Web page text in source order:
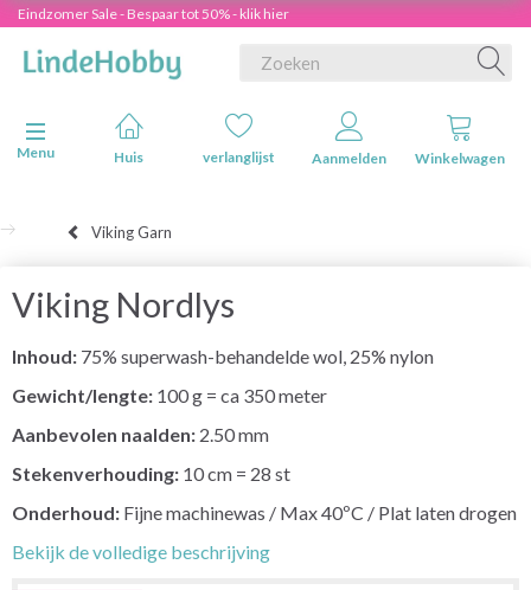
Eindzomer Sale - Bespaar tot 50% - klik hier
Navigatie in-/uitschakelen
Menu
Huis verlanglijst Aanmelden Winkelwagen
Viking Garn
Viking Nordlys
Inhoud: 75% superwash-behandelde wol, 25% nylon
Gewicht/lengte: 100 g = ca 350 meter
Aanbevolen naalden: 2.50 mm
Stekenverhouding: 10 cm = 28 st
Onderhoud: Fijne machinewas / Max 40ºC / Plat laten drogen
Bekijk de volledige beschrijving